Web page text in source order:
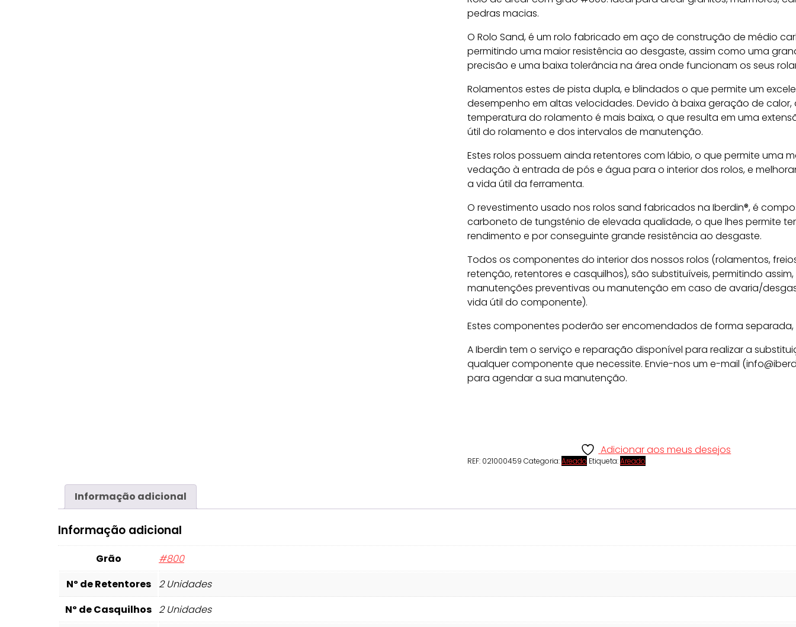
pedras macias.
O Rolo Sand, é um rolo fabricado em aço de construção de médio
permitindo uma maior resistência ao desgaste, assim como uma
precisão e uma baixa tolerância na área onde funcionam os seus
Rolamentos estes de pista dupla, e blindados o que permite um
desempenho em altas velocidades. Devido à baixa geração de calor,
temperatura do rolamento é mais baixa, o que resulta em uma
útil do rolamento e dos intervalos de manutenção.
Estes rolos possuem ainda retentores com lábio, o que permite uma
vedação à entrada de pós e água para o interior dos rolos, e
a vida útil da ferramenta.
O revestimento usado nos rolos sand fabricados na Iberdin®, é
carboneto de tungsténio de elevada qualidade, o que lhes permite
rendimento e por conseguinte grande resistência ao desgaste.
Todos os componentes do interior dos nossos rolos (rolamentos,
retenção, retentores e casquilhos), são substituíveis, permitindo assim,
manutenções preventivas ou manutenção em caso de avaria/
vida útil do componente).
Estes componentes poderão ser encomendados de forma separada,
A Iberdin tem o serviço e reparação disponível para realizar a
qualquer componente que necessite. Envie-nos um e-mail
para agendar a sua manutenção.
Adicionar aos meus desejos
REF: 021000459 Categoria:Areado Etiqueta:Areado
Informação adicional
Informação adicional
Grão
#800
Nº de Retentores
2 Unidades
Nº de Casquilhos 2 Unidades